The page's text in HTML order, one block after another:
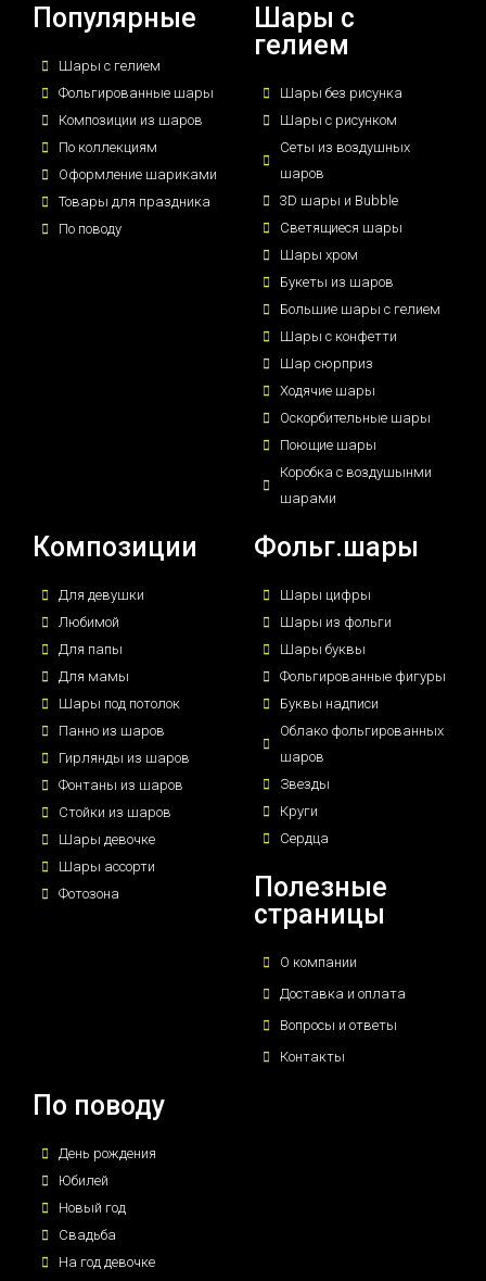
Популярные
Шары с гелием
Фольгированные шары
Композиции из шаров
По коллекциям
Оформление шариками
Товары для праздника
По поводу
Шары с
гелием
Шары без рисунка
Шары с рисунком
Сеты из воздушных
шаров
3D шары и Bubble
Светящиеся шары
Шары хром
Букеты из шаров
Большие шары с гелием
Шары с конфетти
Шар сюрприз
Ходячие шары
Оскорбительные шары
Поющие шары
Коробка с воздушынми
шарами
Композиции
Для девушки
Любимой
Для папы
Для мамы
Шары под потолок
Панно из шаров
Гирлянды из шаров
Фонтаны из шаров
Стойки из шаров
Шары девочке
Шары ассорти
Фотозона
Фольг.шары
Шары цифры
Шары из фольги
Шары буквы
Фольгированные фигуры
Буквы надписи
Облако фольгированных
шаров
Звезды
Круги
Сердца
Полезные
страницы
О компании
Доставка и оплата
Вопросы и ответы
Контакты
По поводу
День рождения
Юбилей
Новый год
Свадьба
На год девочке